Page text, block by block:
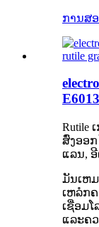
ການສ
Rutile
ສົ່ງອອກ
ແລນ,
ມັນເຫ
ເຫລໍກ
ເຊື່ອມ
ແລະຄ